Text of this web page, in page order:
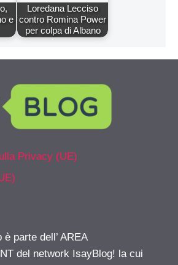
e
Loredana Lecciso
contro Romina Power
per colpa di Albano
Privacy (UE)
parte dell’ AREA
del network IsayBlog! la cui